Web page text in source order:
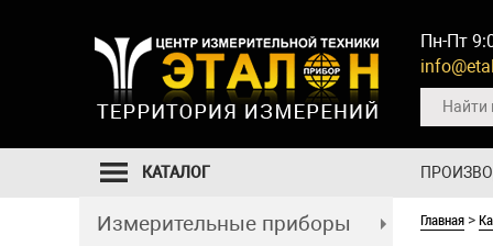
Пн-Пт
КАТАЛОГ
Измерительные приборы Главная >